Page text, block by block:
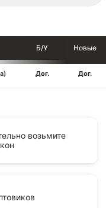
Б/У Новые
Дог. Дог.
возьмите